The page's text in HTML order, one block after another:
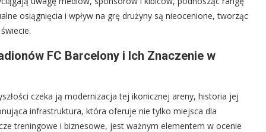
osiągnięcia i wpływ na grę drużyny są nieocenione, tworząc
FC Barcelony i Ich Znaczenie w
czeka ją modernizacja tej ikonicznej areny, historia jej
infrastruktura, która oferuje nie tylko miejsca dla
treningowe i biznesowe, jest ważnym elementem w ocenie